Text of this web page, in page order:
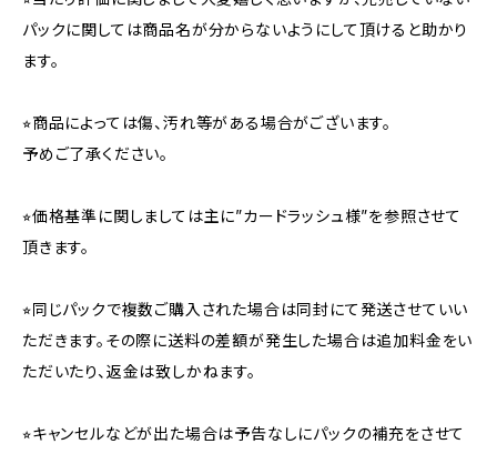
パックに関しては商品名が分からないようにして頂けると助かり
ます。
⭐︎商品によっては傷、汚れ等がある場合がございます。
予めご了承ください。
⭐︎価格基準に関しましては主に”カードラッシュ様”を参照させて
頂きます。
⭐︎同じパックで複数ご購入された場合は同封にて発送させていい
ただきます。その際に送料の差額が発生した場合は追加料金をい
ただいたり、返金は致しかねます。
⭐︎キャンセルなどが出た場合は予告なしにパックの補充をさせて